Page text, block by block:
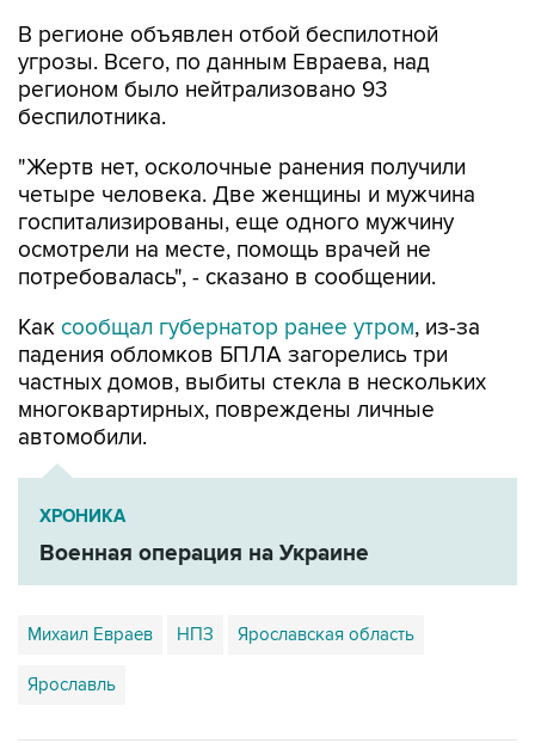
В регионе объявлен отбой беспилотной
угрозы. Всего, по данным Евраева, над
регионом было нейтрализовано 93
беспилотника.
"Жертв нет, осколочные ранения получили
четыре человека. Две женщины и мужчина
госпитализированы, еще одного мужчину
осмотрели на месте, помощь врачей не
потребовалась", - сказано в сообщении.
Как сообщал губернатор ранее утром, из-за
падения обломков БПЛА загорелись три
частных домов, выбиты стекла в нескольких
многоквартирных, повреждены личные
автомобили.
ХРОНИКА
Военная операция на Украине
Михаил Евраев НПЗ Ярославская область
Ярославль